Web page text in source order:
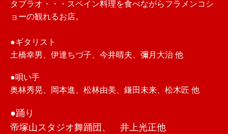
タブラオ・・・スペイン料理を食べながらフラメンコシ
ョーの観れるお店。
●ギタリスト
土橋幸男、伊達ちづ子、今井晴夫、彌月大治 他
●唄い手
奥林秀晃、岡本進、松林由美、鎌田未来、松木匠 他
●踊り
帝塚山スタジオ舞踊団、 井上光正他